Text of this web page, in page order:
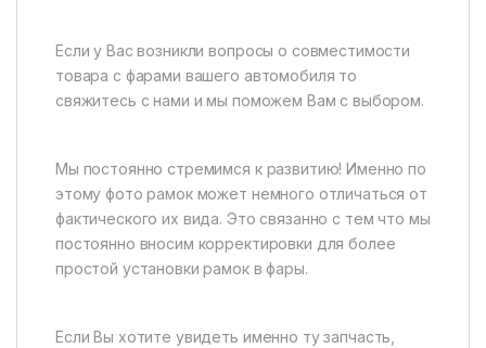
Если у Вас возникли вопросы о совместимости
товара с фарами вашего автомобиля то
свяжитесь с нами и мы поможем Вам с выбором.
Мы постоянно стремимся к развитию! Именно по
этому фото рамок может немного отличаться от
фактического их вида. Это связанно с тем что мы
постоянно вносим корректировки для более
простой установки рамок в фары.
Если Вы хотите увидеть именно ту запчасть,